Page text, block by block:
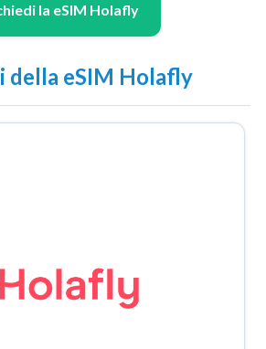
la eSIM Holafly
della eSIM Holafly